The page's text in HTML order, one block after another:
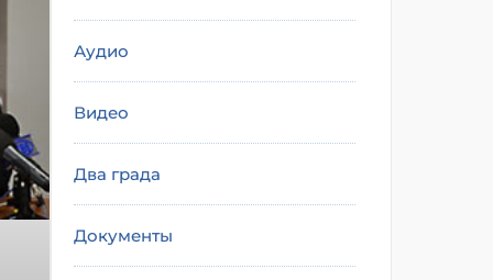
Аудио
Видео
Два града
Документы